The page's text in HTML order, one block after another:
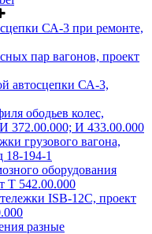
СА-3 при ремонте,
пар вагонов, проект
автосцепки СА-3,
ободьев колес,
372.00.000; И 433.00.000
грузового вагона,
18-194-1
оборудования
Т 542.00.000
ISB-12C, проект
разные